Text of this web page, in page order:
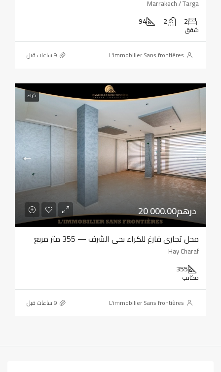
Marrakech / Targa
2
2
94
شقق
L'immobilier Sans frontières
كراء
20 000.00درهم
محل تجاري فارغ للكراء بحي الشرف — 355 متر مربع
Hay Charaf
355
مكاتب
L'immobilier Sans frontières